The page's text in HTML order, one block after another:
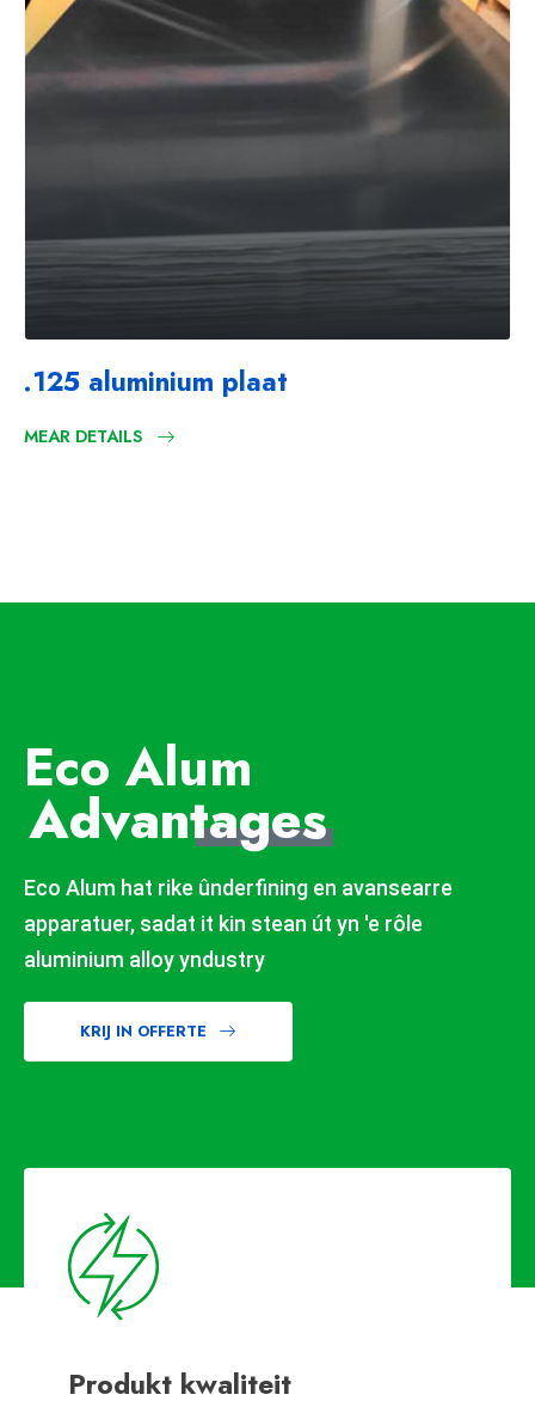
.125 aluminium plaat
MEAR DETAILS
Eco Alum
Advantages
Eco Alum hat rike ûnderfining en avansearre
apparatuer, sadat it kin stean út yn 'e rôle
aluminium alloy yndustry
KRIJ IN OFFERTE
Produkt kwaliteit